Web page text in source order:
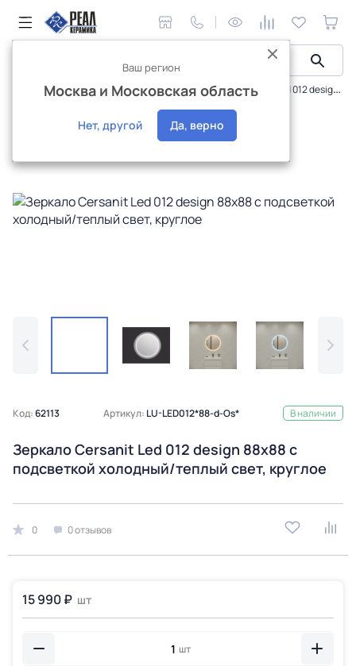
Мебель для ванной Зеркала Зеркало Cersanit Led 012 design 88x88 с подсветкой холодный/теплый cвет, круглое
Код:62113 Артикул: LU-LED012*88-d-Os* В наличии
Зеркало Cersanit Led 012 design 88x88 с
подсветкой холодный/теплый cвет, круглое
0 0 отзывов
15 990 ₽ шт
шт
Ваш регион
Москва и Московская область
Нет, другой Да, верно